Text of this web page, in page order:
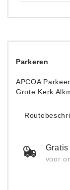
Parkeren
APCOA
Grote Kerk
voor